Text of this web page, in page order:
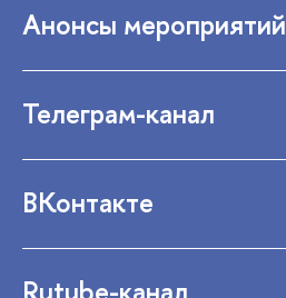
Анонсы мероприятий
Телеграм-канал
ВКонтакте